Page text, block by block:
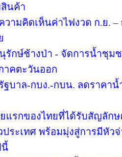
นค้า
ามคิดเห็นค่าไฟงวด ก.ย. –
นุรักษ์ช้างป่า - จัดการน้ำชุ
าคตะวันออก
บาล-กบง.-กบน. ลดราคา
แรกของไทยที่ได้รับสัญลัก
ประเทศ พร้อมมุ่งสู่การมีหัว
นี้